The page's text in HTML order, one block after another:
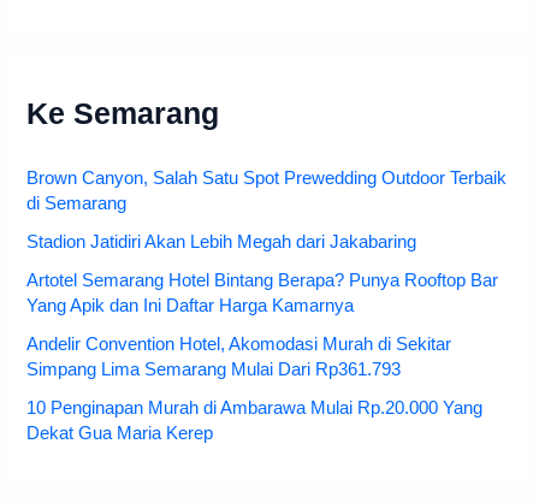
Ke Semarang
Brown Canyon, Salah Satu Spot Prewedding Outdoor Terbaik
di Semarang
Stadion Jatidiri Akan Lebih Megah dari Jakabaring
Artotel Semarang Hotel Bintang Berapa? Punya Rooftop Bar
Yang Apik dan Ini Daftar Harga Kamarnya
Andelir Convention Hotel, Akomodasi Murah di Sekitar
Simpang Lima Semarang Mulai Dari Rp361.793
10 Penginapan Murah di Ambarawa Mulai Rp.20.000 Yang
Dekat Gua Maria Kerep